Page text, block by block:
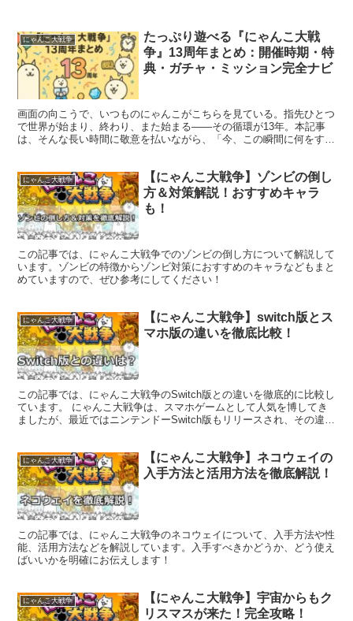
にゃんこ大戦争
たっぷり遊べる『にゃんこ大戦
争』13周年まとめ：開催時期・特
典・ガチャ・ミッション完全ナビ
画面の向こうで、いつものにゃんこがこちらを見ている。指先ひとつ
で世界が始まり、終わり、また始まる——その循環が13年。本記事
は、そんな長い時間に敬意を払いながら、「今、この瞬間に何をすれ
にゃんこ大戦争
【にゃんこ大戦争】ゾンビの倒し
方＆対策解説！おすすめキャラ
も！
この記事では、にゃんこ大戦争でのゾンビの倒し方について解説して
います。ゾンビの特徴からゾンビ対策におすすめのキャラなどもまと
めていますので、ぜひ参考にしてください！
にゃんこ大戦争
【にゃんこ大戦争】switch版とス
マホ版の違いを徹底比較！
この記事では、にゃんこ大戦争のSwitch版との違いを徹底的に比較し
ています。 にゃんこ大戦争は、スマホゲームとして人気を博してき
ましたが、最近ではニンテンドーSwitch版もリリースされ、その違い
にゃんこ大戦争
【にゃんこ大戦争】ネコウェイの
入手方法と活用方法を徹底解説！
この記事では、にゃんこ大戦争のネコウェイについて、入手方法や性
能、活用方法などを解説しています。入手すべきかどうか、どう使え
ばいいかを明確にお伝えします！
にゃんこ大戦争
【にゃんこ大戦争】宇宙からもク
リスマスが来た！完全攻略！